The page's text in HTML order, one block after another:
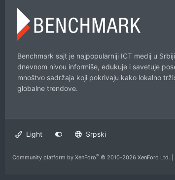
Benchmark sajt je najpopularniji ICT medij u
dnevnom nivou informiše, edukuje i savetuje
mnoštvo sadržaja koji pokrivaju kako lokalno
globalne trendove.
Light Srpski
Community platform by XenForo® © 2010-2026 XenForo Ltd.